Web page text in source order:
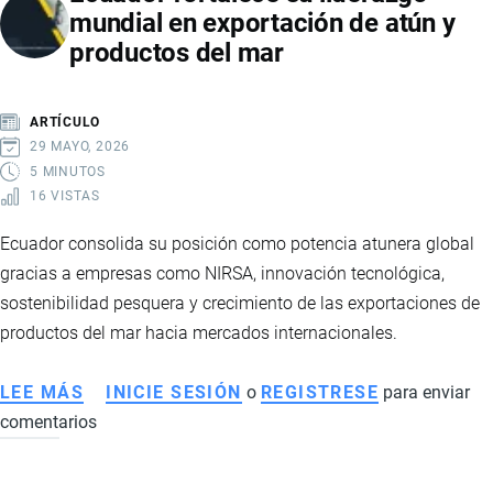
AGRICULTURA
4.0,
COMPETITIVIDAD
GLOBAL
mundial en exportación de atún y
productos del mar
ARTÍCULO
29 MAYO, 2026
5 MINUTOS
16 VISTAS
Ecuador consolida su posición como potencia atunera global
gracias a empresas como NIRSA, innovación tecnológica,
sostenibilidad pesquera y crecimiento de las exportaciones de
productos del mar hacia mercados internacionales.
LEE MÁS SOBRE
ECUADOR
INICIE SESIÓN o REGISTRESE para enviar
comentarios